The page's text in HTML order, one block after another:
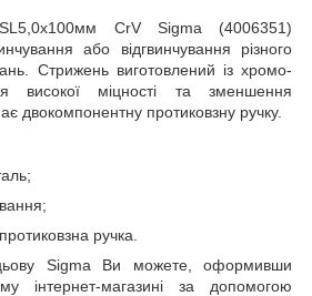
CrV Sigma (4006351)
або відгвинчування різного
Стрижень виготовлений із хромо-
високої міцності та зменшення
двокомпонентну протиковзну ручку.
ручка.
Sigma Ви можете, оформивши
інтернет-магазині за допомогою